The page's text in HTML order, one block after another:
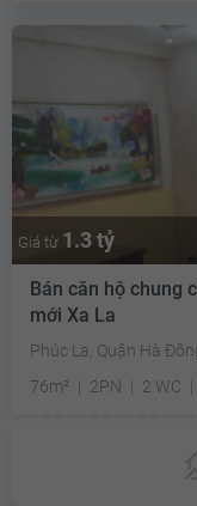
Giá từ 1.3 tỷ
Bán căn hộ chung
mới Xa La
Phúc La, Quận Hà
76m²
2PN 2 WC